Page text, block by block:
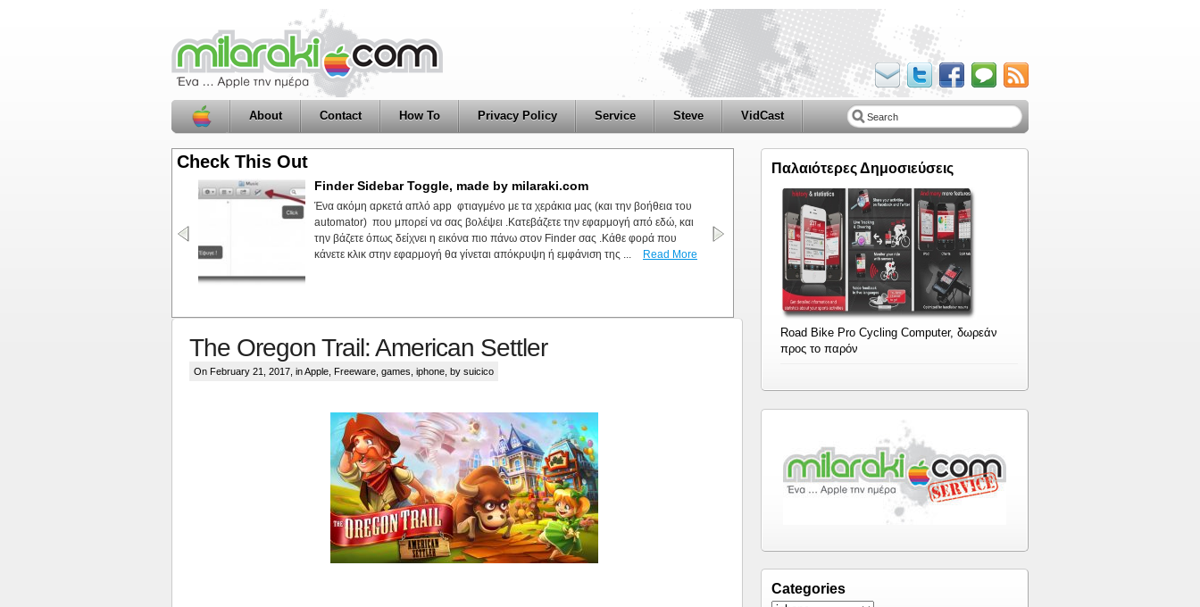
About Contact How To Privacy Policy Service Steve VidCast
Check This Out
HideUnhide, made by milaraki.com
Εντάξει δεν είναι και τίποτα.Ένα μικρό app φτιαγμένο με το Automator .Αυτό που
κάνει είναι να τσεκάρει εάν στο σύστημα μας είναι ορατά τα κρυφά αρχεία και να
αλλάξει την κατάσταση αυτή .Δηλαδή εάν δεν είναι ορατά, τα εμφανίζει . Εάν είναι
ορατά, τα εξαφανίζει :)Μπορείτε να κατεβάσετε την εφαρμογή ...
Read More
The Oregon Trail: American Settler
On February 21, 2017, inApple Freeware games iphone , by suicico
Παλαιότερες Δημοσιεύσεις
Road Bike Pro Cycling Computer, δωρεάν
προς το παρόν
Categories